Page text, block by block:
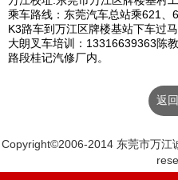
乘车路线：东莞汽车总站乘621、
K3路车到万江区牌楼基站下车过
大朗叉车培训：13316639363陈
路段桂记汽修厂内。
返
Copyright©2006-2014 东莞市万江